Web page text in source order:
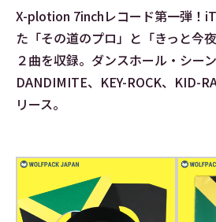
X-plotion 7inchレコード第一弾！
た「その道のプロ」と「きっと今
２曲を収録。ダンスホール・シー
DANDIMITE、KEY-ROCK、KID-
リース。